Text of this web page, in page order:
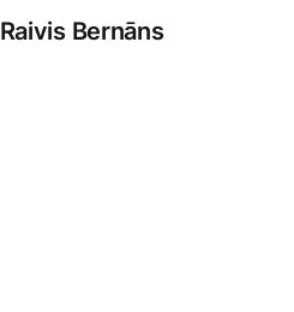
Raivis Bernāns